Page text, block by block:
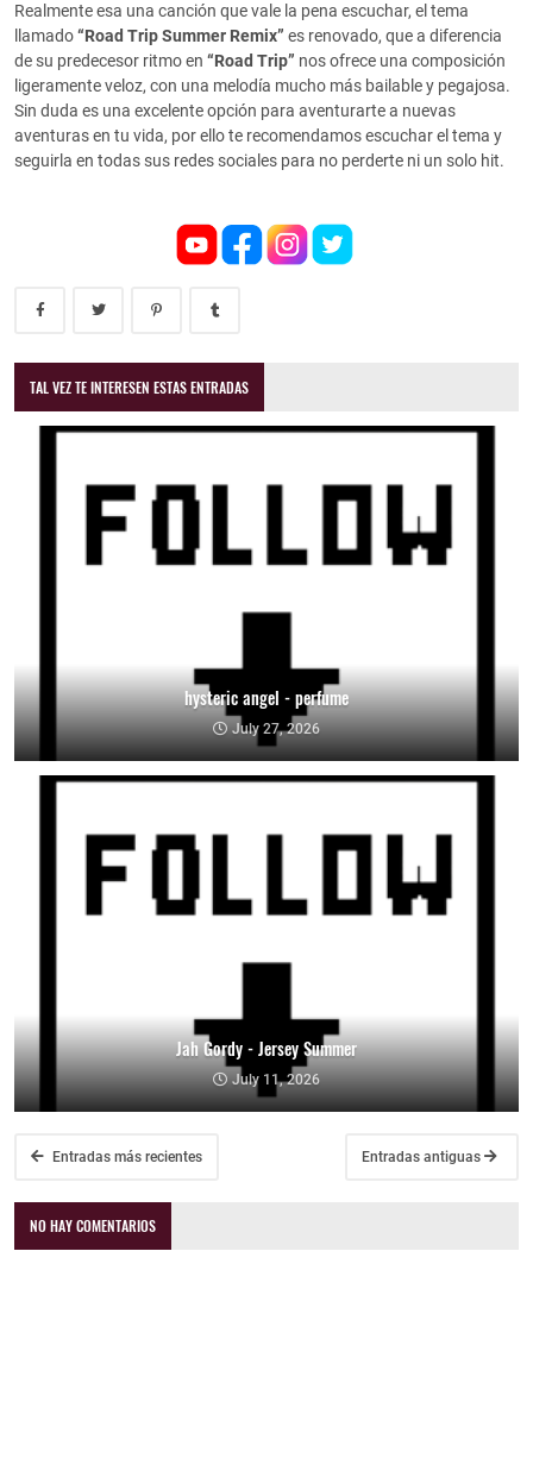
Realmente esa una canción que vale la pena escuchar, el tema
llamado“Road Trip Summer Remix” es renovado, que a diferencia
de su predecesor ritmo en “Road Trip” nos ofrece una composición
ligeramente veloz, con una melodía mucho más bailable y pegajosa.
Sin duda es una excelente opción para aventurarte a nuevas
aventuras en tu vida, por ello te recomendamos escuchar el tema y
seguirla en todas sus redes sociales para no perderte ni un solo hit.
TAL VEZ TE INTERESEN ESTAS ENTRADAS
hysteric angel - perfume
July 27, 2026
Jah Gordy - Jersey Summer
July 11, 2026
Entradas más recientes Entradas antiguas
NO HAY COMENTARIOS